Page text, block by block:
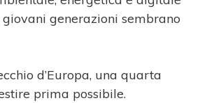
generazioni sembrano
d’Europa, una quarta
prima possibile.